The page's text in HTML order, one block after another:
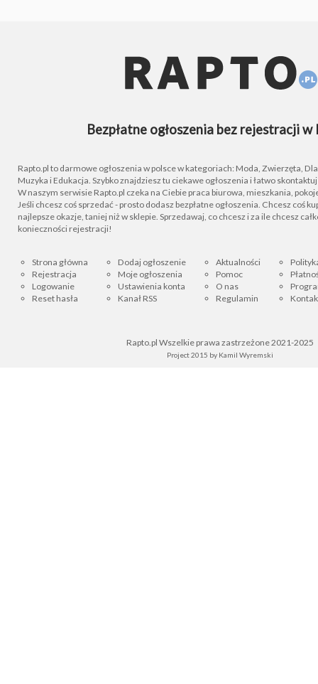
Bezpłatne ogłoszenia bez rejestracji w
Rapto.pl to darmowe ogłoszenia w polsce w kategoriach: Moda, Zwierzęta, Dla
Muzyka i Edukacja. Szybko znajdziesz tu ciekawe ogłoszenia i łatwo
W naszym serwisie Rapto.pl czeka na Ciebie praca biurowa, mieszkania,
Jeśli chcesz coś sprzedać - prosto dodasz bezpłatne ogłoszenia. Chcesz coś
najlepsze okazje, taniej niż w sklepie. Sprzedawaj, co chcesz i za ile chcesz
konieczności rejestracji!
Strona główna
Rejestracja
Logowanie
Reset hasła
Dodaj ogłoszenie
Moje ogłoszenia
Ustawienia konta
Kanał RSS
Aktualności
Pomoc
O nas
Regulamin
Rapto.pl Wszelkie prawa zastrzeżone 2021-2025
Project 2015 by Kamil Wyremski